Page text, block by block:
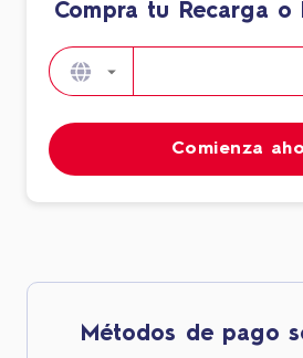
Compra tu Recarga o
Comienza
Métodos de pago